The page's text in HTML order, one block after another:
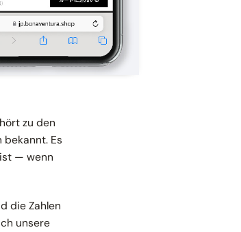
zu den
Es
— wenn
die Zahlen
unsere